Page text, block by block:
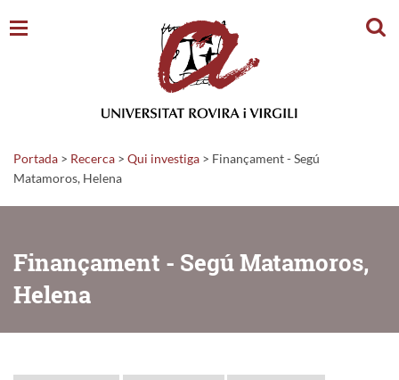
Portada > Recerca > Qui investiga > Finançament - Segú
Matamoros, Helena
Finançament - Segú Matamoros,
Helena